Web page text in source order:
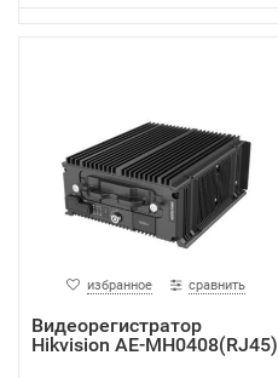
избранное сравнить
Видеорегистратор
Hikvision AE-MH0408(RJ45)